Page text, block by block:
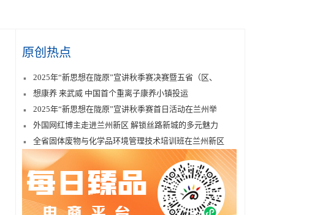
原创热点
2025年“新思想在陇原”宣讲秋季赛决赛暨五省（区、
想康养 来武威 中国首个重离子康养小镇投运
2025年“新思想在陇原”宣讲秋季赛首日活动在兰州举
外国网红博主走进兰州新区 解锁丝路新城的多元魅力
全省固体废物与化学品环境管理技术培训班在兰州新区